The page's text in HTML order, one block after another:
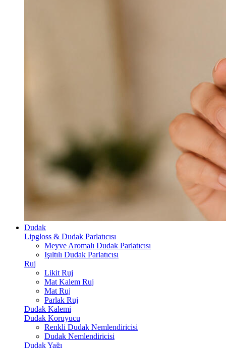
Dudak
Lipgloss & Dudak Parlatıcısı
Meyve Aromalı Dudak Parlatıcısı
Işıltılı Dudak Parlatıcısı
Ruj
Likit Ruj
Mat Kalem Ruj
Mat Ruj
Parlak Ruj
Dudak Kalemi
Dudak Koruyucu
Renkli Dudak Nemlendiricisi
Dudak Nemlendiricisi
Dudak Yağı